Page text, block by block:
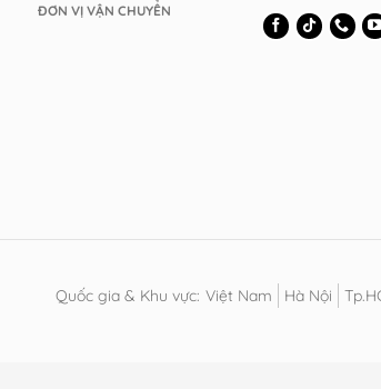
ĐƠN VỊ VẬN CHUYỂN
Quốc gia & Khu vực: Việt Nam Hà Nội